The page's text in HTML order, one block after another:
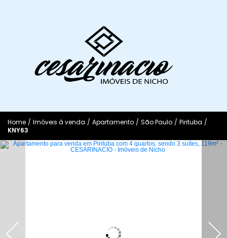
Home / Imóveis à venda / Apartamento / São Paulo / Pirituba /
KNY63